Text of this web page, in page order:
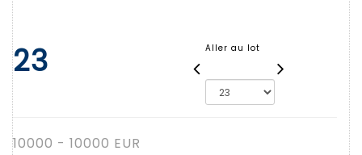
23 Aller au lot
10000 - 10000 EUR